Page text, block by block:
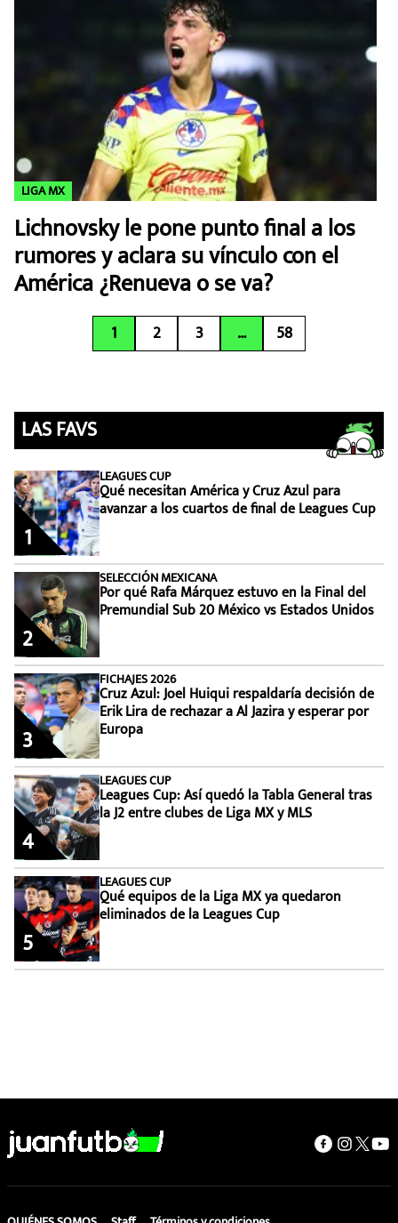
LIGA MX
Lichnovsky le pone punto final a los
rumores y aclara su vínculo con el
América ¿Renueva o se va?
1 2 3 … 58
LAS FAVS
LEAGUES CUP
Qué necesitan América y Cruz Azul para
avanzar a los cuartos de final de Leagues Cup
1
SELECCIÓN MEXICANA
Por qué Rafa Márquez estuvo en la Final del
Premundial Sub 20 México vs Estados Unidos
2
FICHAJES 2026
Cruz Azul: Joel Huiqui respaldaría decisión de
Erik Lira de rechazar a Al Jazira y esperar por
Europa
3
LEAGUES CUP
Leagues Cup: Así quedó la Tabla General tras
la J2 entre clubes de Liga MX y MLS
4
LEAGUES CUP
Qué equipos de la Liga MX ya quedaron
eliminados de la Leagues Cup
5